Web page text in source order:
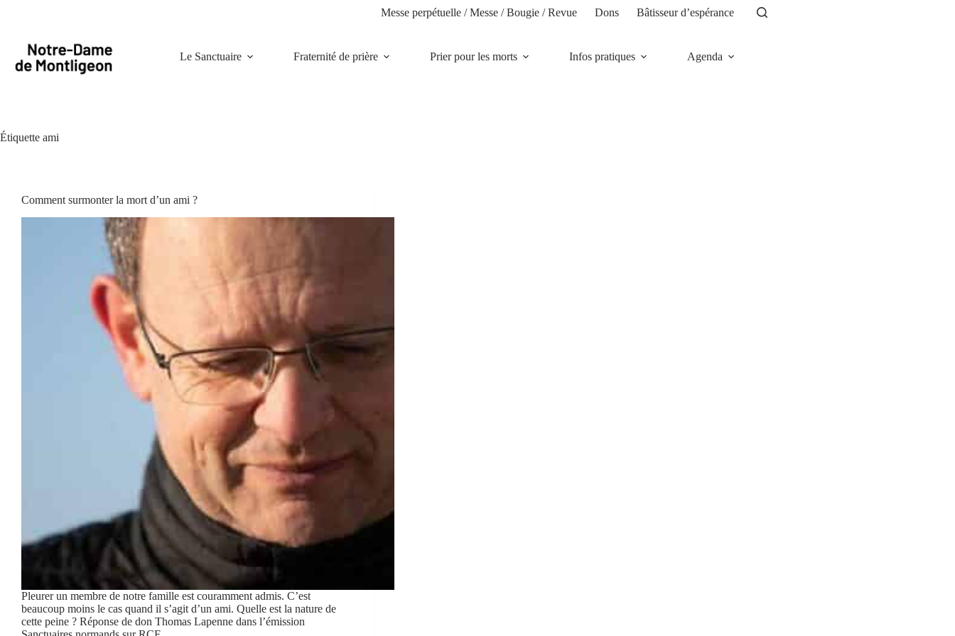
Messe perpétuelle / Messe / Bougie / Revue Dons Bâtisseur d’espérance
Le Sanctuaire Fraternité de prière Prier pour les morts Infos pratiques Agenda
Étiquette ami
Comment surmonter la mort d’un ami ?
Pleurer un membre de notre famille est couramment admis. C’est
beaucoup moins le cas quand il s’agit d’un ami. Quelle est la nature de
cette peine ? Réponse de don Thomas Lapenne dans l’émission